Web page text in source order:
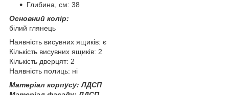
Глибина, см: 38
Основний колір:
білий глянець
Наявність висувних ящиків: є
Кількість висувних ящиків: 2
Кількість дверцят: 2
Наявність полиць: ні
Матеріал корпусу: ЛДСП